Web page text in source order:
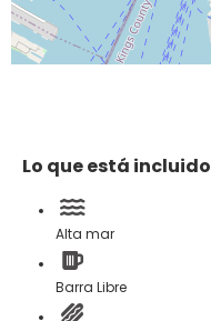
Lo que está incluido
Alta mar
Barra Libre